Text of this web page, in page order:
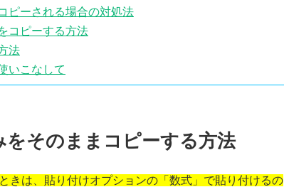
ピーされる場合の対処法
コピーする方法
法
いこなして
そのままコピーする方法
きは、貼り付けオプションの「数式」で貼り付けるの